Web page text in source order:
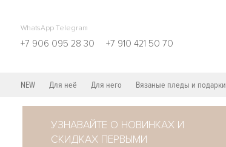
WhatsApp Telegram
+7 906 095 28 30 +7 910 421 50 70
NEW Для неё Для него Вязаные пледы и подарки
УЗНАВАЙТЕ О НОВИНКАХ И
СКИДКАХ ПЕРВЫМИ